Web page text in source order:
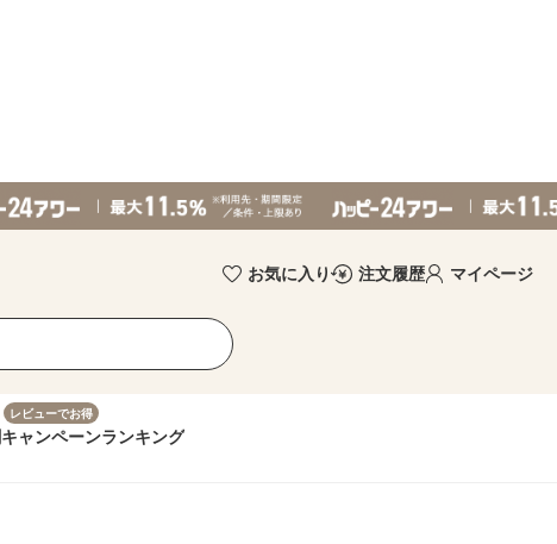
お気に入り 注文履歴 マイページ
レビューでお得
キャンペーンランキング